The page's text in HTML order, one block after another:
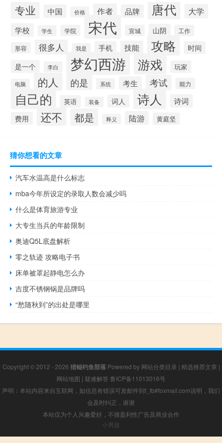
专业 中国 价格 作者 品牌 唐代 大学
学校 学生 学院 宋代 宣城 山阴 工作
形容 很多人 我是 手机 技能 攻略
时间
是一个
李白 梦幻西游 游戏 玩家
电脑 的人 的是 系统 考生 考试 能力
自己的 英语 装备 词人 诗人 诗词
费用 还不 都是 释义 陆游 黄庭坚
猜你想看的文章
汽车水温高是什么标志
mba今年所设定的录取人数会减少吗
什么是体育旅游专业
大专生当兵的年龄限制
奥迪Q5L底盘解析
零之轨迹 攻略电子书
床单被罩起静电怎么办
吉度不锈钢锅是品牌吗
“愁随秋到”的出处是哪里
Copyright © 2012 - 2026 猎鲲钓鱼部落Powered by 网站分类目录 | 精选推荐文章 |
网站地图 | 疑难解答 鲁ICP备11013016号
声明：本站内容来自互联网，如信息有错误可发邮件到f_fb#foxmail.com说明，我们
会及时纠正，谢谢
本站仅为个人兴趣爱好，不接盈利性广告及商业合作
小男孩